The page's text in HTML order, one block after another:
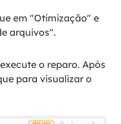
em "Otimização" e
arquivos".
o reparo. Após
para visualizar o